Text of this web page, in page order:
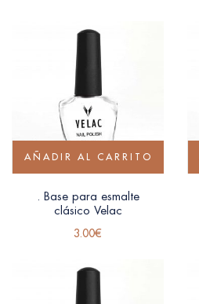
AÑADIR AL CARRITO
. Base para esmalte
clásico Velac
3.00€